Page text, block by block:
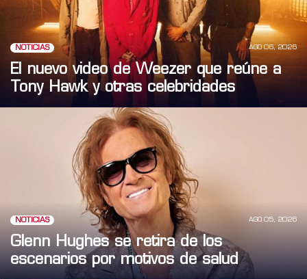
NOTICIAS AGO 06, 2026
El nuevo video de Weezer que reúne a
Tony Hawk y otras celebridades
NOTICIAS AGO 05, 2026
Glenn Hughes se retira de los
escenarios por motivos de salud